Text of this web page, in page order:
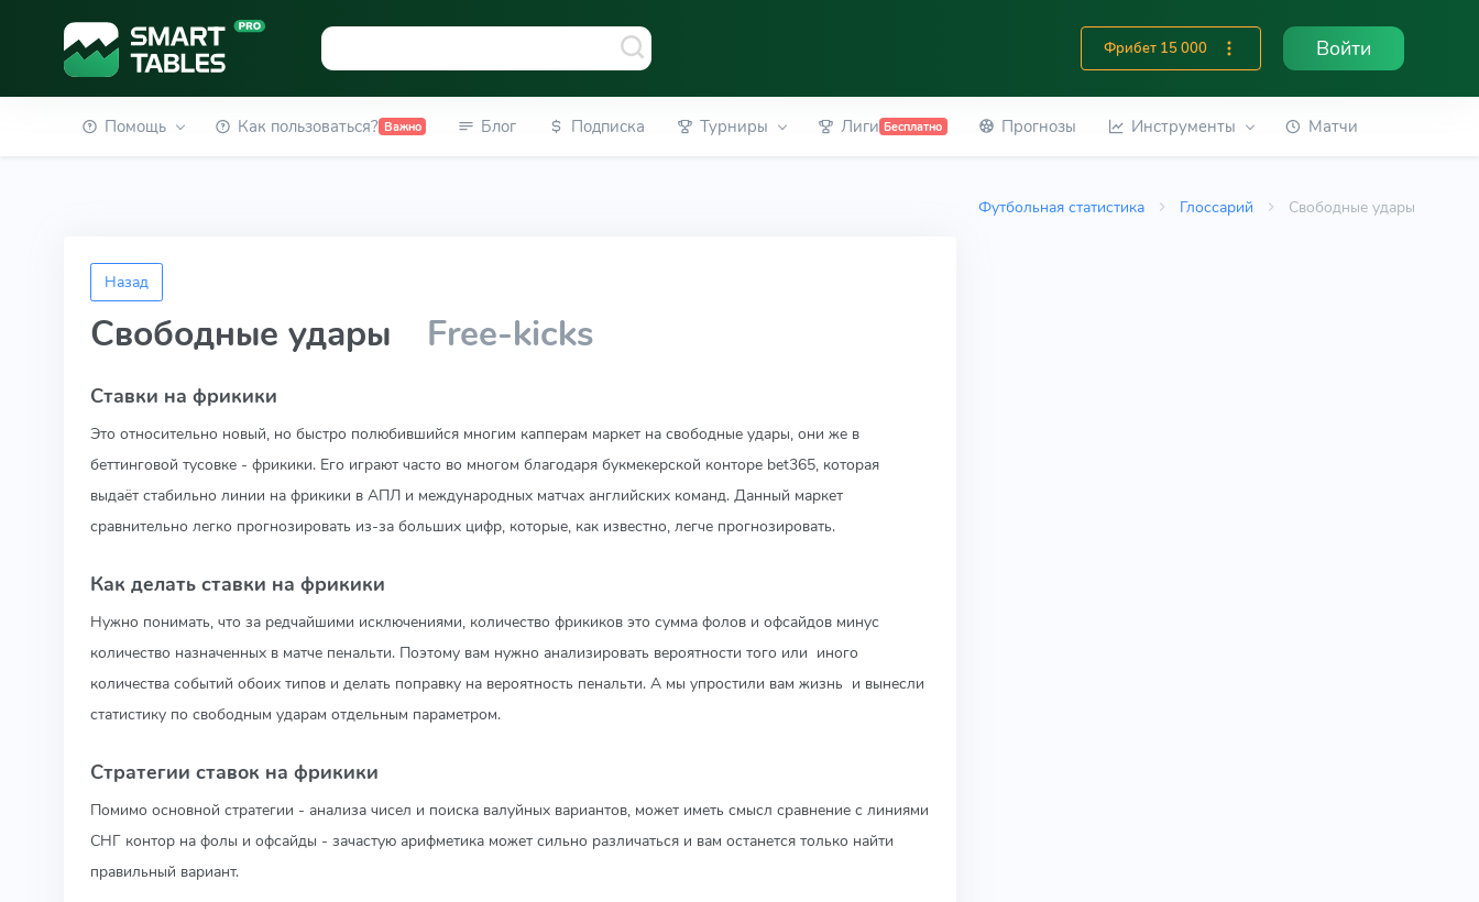
Фрибет 15 000 Войти
Помощь Как пользоваться? Важно Блог Подписка Турниры Лиги Бесплатно Прогнозы Инструменты Матчи
Футбольная статистика Глоссарий Свободные удары
Назад
Свободные удары Free-kicks
Ставки на фрикики
Это относительно новый, но быстро полюбившийся многим капперам маркет на свободные удары, они же в
беттинговой тусовке - фрикики. Его играют часто во многом благодаря букмекерской конторе bet365, которая
выдаёт стабильно линии на фрикики в АПЛ и международных матчах английских команд. Данный маркет
сравнительно легко прогнозировать из-за больших цифр, которые, как известно, легче прогнозировать.
Как делать ставки на фрикики
Нужно понимать, что за редчайшими исключениями, количество фрикиков это сумма фолов и офсайдов минус
количество назначенных в матче пенальти. Поэтому вам нужно анализировать вероятности того или иного
количества событий обоих типов и делать поправку на вероятность пенальти. А мы упростили вам жизнь и вынесли
статистику по свободным ударам отдельным параметром.
Стратегии ставок на фрикики
Помимо основной стратегии - анализа чисел и поиска валуйных вариантов, может иметь смысл сравнение с линиями
СНГ контор на фолы и офсайды - зачастую арифметика может сильно различаться и вам останется только найти
правильный вариант.